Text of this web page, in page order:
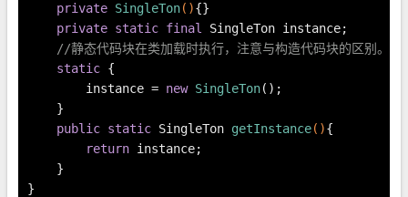
private SingleTon(){}
private static final
SingleTon instance;
//静态代码块在类加载时执行，注意与构造代码块的区别。
static {
        instance =
new SingleTon();
    }
public static SingleTon getInstance(){
return instance;
    }
}